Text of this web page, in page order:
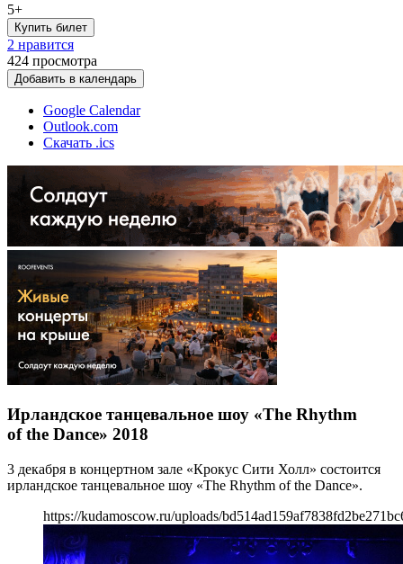
5+
Купить билет
2 нравится
424 просмотра
Добавить в календарь
Google Calendar
Outlook.com
Скачать .ics
Ирландское танцевальное шоу «The Rhythm
of the Dance» 2018
3 декабря в концертном зале «Крокус Сити Холл» состоится
ирландское танцевальное шоу «The Rhythm of the Dance».
https://kudamoscow.ru/uploads/